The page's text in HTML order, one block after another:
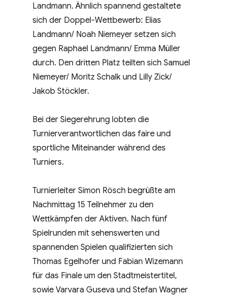
Landmann. Ähnlich spannend gestaltete
sich der Doppel-Wettbewerb: Elias
Landmann/ Noah Niemeyer setzen sich
gegen Raphael Landmann/ Emma Müller
durch. Den dritten Platz teilten sich Samuel
Niemeyer/ Moritz Schalk und Lilly Zick/
Jakob Stöckler.
Bei der Siegerehrung lobten die
Turnierverantwortlichen das faire und
sportliche Miteinander während des
Turniers.
Turnierleiter Simon Rösch begrüßte am
Nachmittag 15 Teilnehmer zu den
Wettkämpfen der Aktiven. Nach fünf
Spielrunden mit sehenswerten und
spannenden Spielen qualifizierten sich
Thomas Egelhofer und Fabian Wizemann
für das Finale um den Stadtmeistertitel,
sowie Varvara Guseva und Stefan Wagner